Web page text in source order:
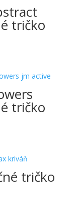
tričko
tričko
€
tričko